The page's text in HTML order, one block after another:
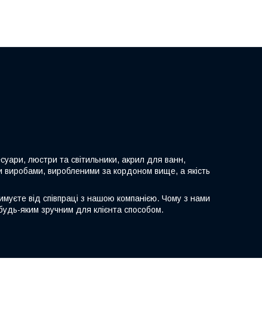
люстри та світильники, акрил для ванн,
виробами, виробленими за кордоном вище, а якість
від співпраці з нашою компанією. Чому з нами
яким зручним для клієнта способом.